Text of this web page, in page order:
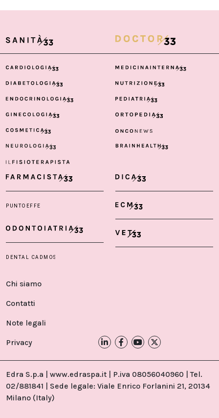
Chi siamo
Contatti
Note legali
Privacy
Edra S.p.a | www.edraspa.it | P.iva 08056040960 | Tel.
02/881841 | Sede legale: Viale Enrico Forlanini 21, 20134
Milano (Italy)